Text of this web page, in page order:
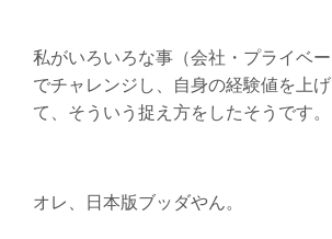
私がいろいろな事（会社・プライベ
でチャレンジし、自身の経験値を上
て、そういう捉え方をしたそうです。
オレ、日本版ブッダやん。